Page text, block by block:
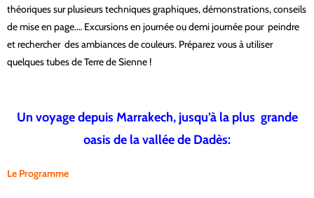
théoriques sur plusieurs techniques graphiques, démonstrations, conseils
de mise en page.… Excursions en journée ou demi journée pour peindre
et rechercher des ambiances de couleurs. Préparez vous à utiliser
quelques tubes de Terre de Sienne !
Un voyage depuis Marrakech, jusqu’à la plus grande
oasis de la vallée de Dadès:
Le Programme